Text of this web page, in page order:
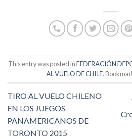
This entry was posted inFEDERACIÓN
AL VUELO DE CHILE.
TIRO AL VUELO CHILENO
EN LOS JUEGOS
PANAMERICANOS DE
TORONTO 2015